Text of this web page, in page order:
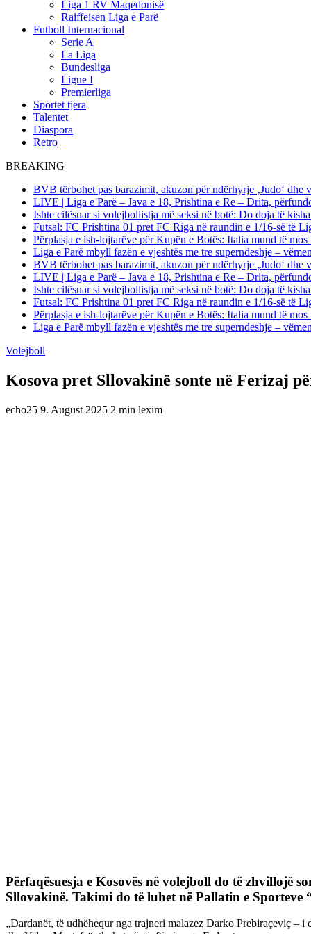
Liga 1 RV Maqedonisë
Raiffeisen Liga e Parë
Futboll Internacional
Serie A
La Liga
Bundesliga
Ligue I
Premierliga
Sportet tjera
Talentet
Diaspora
Retro
BREAKING
BVB tërbohet pas barazimit, akuzon për ndërhyrje ‚Judo‘ dhe
LIVE | Liga e Parë – Java e 18, Prishtina e Re – Drita,
Ishte cilësuar si volejbollistja më seksi në botë: Do doja të
Futsal: FC Prishtina 01 pret FC Riga në raundin e 1/16-së të
Përplasja e ish-lojtarëve për Kupën e Botës: Italia mund të
Liga e Parë mbyll fazën e vjeshtës me tre superndeshje –
BVB tërbohet pas barazimit, akuzon për ndërhyrje ‚Judo‘ dhe
LIVE | Liga e Parë – Java e 18, Prishtina e Re – Drita,
Ishte cilësuar si volejbollistja më seksi në botë: Do doja të
Futsal: FC Prishtina 01 pret FC Riga në raundin e 1/16-së të
Përplasja e ish-lojtarëve për Kupën e Botës: Italia mund të
Liga e Parë mbyll fazën e vjeshtës me tre superndeshje –
Volejboll
Kosova pret Sllovakinë sonte në Ferizaj
echo25 9. August 2025 2 min lexim
Përfaqësuesja e Kosovës në volejboll do të zhvillojë
Sllovakinë. Takimi do të luhet në Pallatin e
„Dardanët, të udhëhequr nga trajneri malazez Darko Prebiraçeviç –